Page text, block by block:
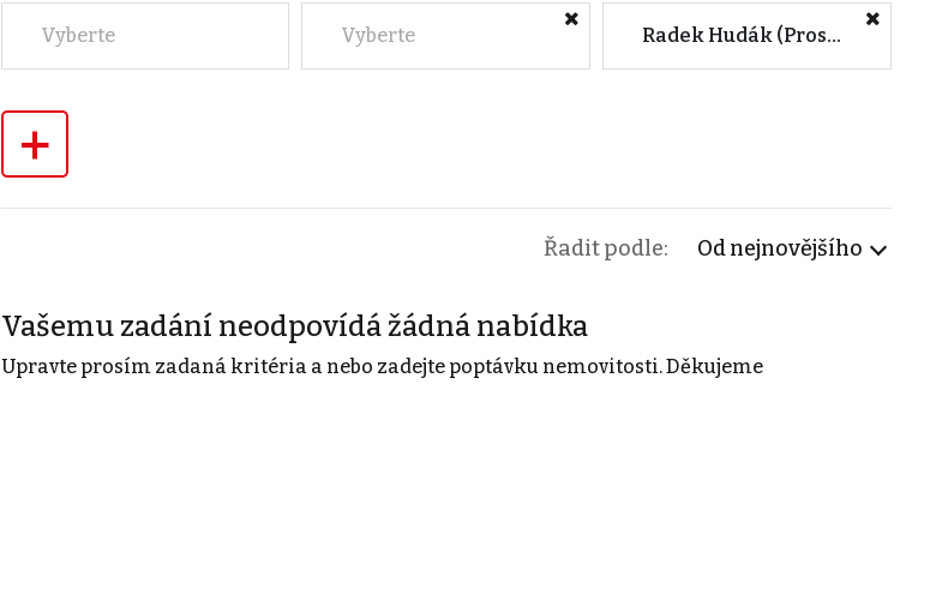
Vyberte Vyberte Radek Hudák (Prosperity Financial Services a.s.)
+
Řadit podle: Od nejnovějšího
Vašemu zadání neodpovídá žádná nabídka
Upravte prosím zadaná kritéria a nebo zadejte poptávku nemovitosti. Děkujeme